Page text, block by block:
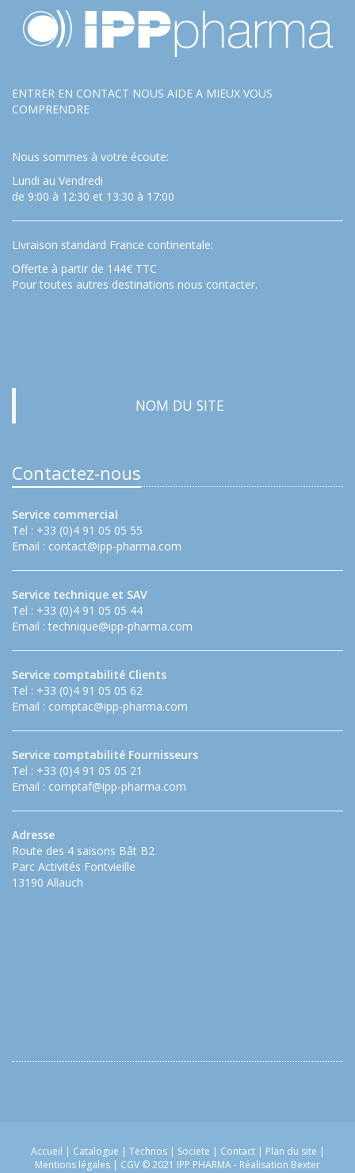
ENTRER EN CONTACT NOUS AIDE A MIEUX VOUS
COMPRENDRE
Nous sommes à votre écoute:
Lundi au Vendredi
de 9:00 à 12:30 et 13:30 à 17:00
Livraison standard France continentale:
Offerte à partir de 144€ TTC
Pour toutes autres destinations nous contacter.
…
NOM DU SITE
Contactez-nous
Service commercial
Tel : +33 (0)4 91 05 05 55
Email : contact@ipp-pharma.com
Service technique et SAV
Tel : +33 (0)4 91 05 05 44
Email : technique@ipp-pharma.com
Service comptabilité Clients
Tel : +33 (0)4 91 05 05 62
Email : comptac@ipp-pharma.com
Service comptabilité Fournisseurs
Tel : +33 (0)4 91 05 05 21
Email : comptaf@ipp-pharma.com
Adresse
Route des 4 saisons Bât B2
Parc Activités Fontvieille
13190 Allauch
Accueil | Catalogue | Technos | Societe | Contact | Plan du site |
Mentions légales | CGV © 2021 IPP PHARMA - Réalisation Bexter